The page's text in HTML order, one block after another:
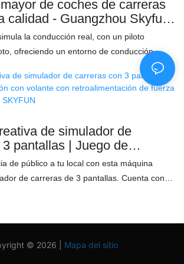
de tres ejes proporciona movimientos ricos
3. El diseño de bloqu
con precisión la retroalimentación en
del coche, curvas y sensación de la
de carreras profesional con un rendimiento
de coches de carreras
calidad - Guangzhou Skyfun
la conducción real, con un piloto
ofreciendo un entorno de conducción
más realista, lo que hace que la
interesante y realista. Características: ✅
carreras de coches ✅ Pantalla de alta
Movimiento 3DOF con movimiento ✅
real, con un piloto principal y un copiloto,
más realista.
de simulador de
pantallas | Juego de
volante con
de fuerza para uso
de público a tu local con esta máquina
de carreras de 3 pantallas. Cuenta con
carreras. Ideal para salones recreativos,
monedas, tarjetas y sistemas de pago
© 2026 | Mapa del sitio